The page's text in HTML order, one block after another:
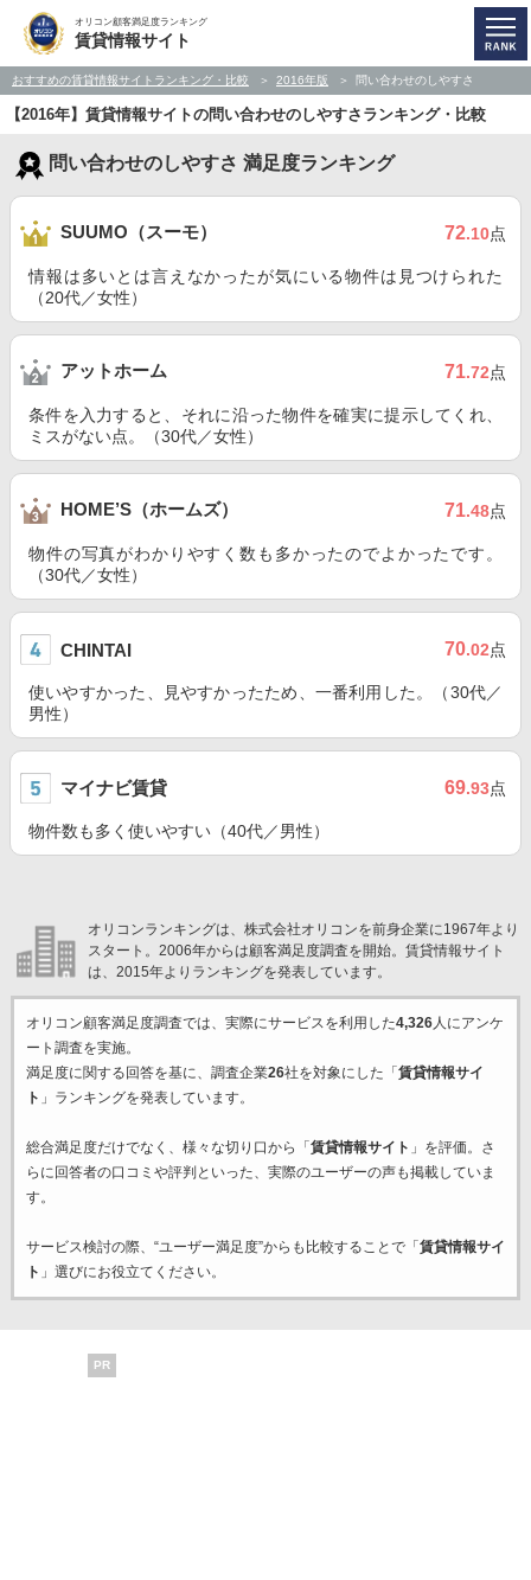
オリコン顧客満足度ランキング
賃貸情報サイト
おすすめの賃貸情報サイトランキング・比較 2016年版 問い合わせのしやすさ
【2016年】賃貸情報サイトの問い合わせのしやすさランキング・比較
問い合わせのしやすさ 満足度ランキング
SUUMO（スーモ） 72.10点
情報は多いとは言えなかったが気にいる物件は見つけられた
（20代／女性）
アットホーム 71.72点
条件を入力すると、それに沿った物件を確実に提示してくれ、
ミスがない点。（30代／女性）
HOME’S（ホームズ） 71.48点
物件の写真がわかりやすく数も多かったのでよかったです。
（30代／女性）
CHINTAI 70.02点
使いやすかった、見やすかったため、一番利用した。（30代／
男性）
マイナビ賃貸 69.93点
物件数も多く使いやすい（40代／男性）
オリコンランキングは、株式会社オリコンを前身企業に1967年より
スタート。2006年からは顧客満足度調査を開始。賃貸情報サイト
は、2015年よりランキングを発表しています。
オリコン顧客満足度調査では、実際にサービスを利用した4,326人にアンケ
ート調査を実施。
満足度に関する回答を基に、調査企業26社を対象にした「 賃貸情報サイ
ト 」ランキングを発表しています。
総合満足度だけでなく、様々な切り口から「 賃貸情報サイト 」を評価。さ
らに回答者の口コミや評判といった、実際のユーザーの声も掲載していま
す。
サービス検討の際、“ユーザー満足度”からも比較することで「 賃貸情報サイ
ト 」選びにお役立てください。
PR